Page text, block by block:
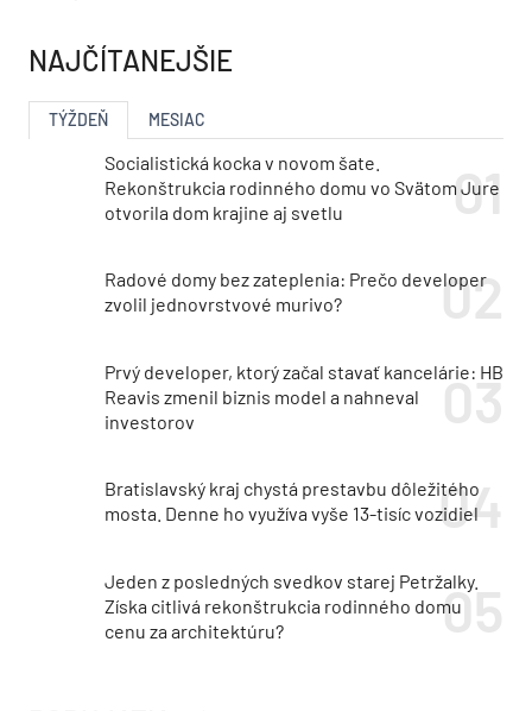
NAJČÍTANEJŠIE
TÝŽDEŇ MESIAC
Socialistická kocka v novom šate.
Rekonštrukcia rodinného domu vo Svätom Jure
otvorila dom krajine aj svetlu
Radové domy bez zateplenia: Prečo developer
zvolil jednovrstvové murivo?
Prvý developer, ktorý začal stavať kancelárie: HB
Reavis zmenil biznis model a nahneval
investorov
Bratislavský kraj chystá prestavbu dôležitého
mosta. Denne ho využíva vyše 13-tisíc vozidiel
Jeden z posledných svedkov starej Petržalky.
Získa citlivá rekonštrukcia rodinného domu
cenu za architektúru?